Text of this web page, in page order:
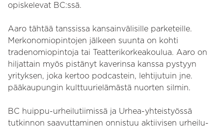
opiskelevat BC:ssä.
Aaro tähtää tanssissa kansainvälisille parketeille.
Merkonomiopintojen jälkeen suunta on kohti
tradenomiopintoja tai Teatterikorkeakoulua. Aaro on
hiljattain myös pistänyt kaverinsa kanssa pystyyn
yrityksen, joka kertoo podcastein, lehtijutuin jne.
pääkaupungin kulttuurielämästä nuorten silmin.
BC huippu-urheilutiimissä ja Urhea-yhteistyössä
tutkinnon saavuttaminen onnistuu aktiivisen urheilu-